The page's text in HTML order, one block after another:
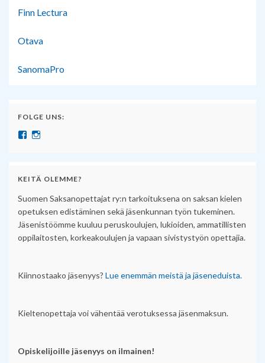
Finn Lectura
Otava
SanomaPro
FOLGE UNS:
Näytä SuomenSaksanopettajat:n profiili Facebook palvelussa
KEITÄ OLEMME?
Suomen Saksanopettajat ry:n tarkoituksena on saksan kielen
opetuksen edistäminen sekä jäsenkunnan työn tukeminen.
Jäsenistöömme kuuluu peruskoulujen, lukioiden, ammatillisten
oppilaitosten, korkeakoulujen ja vapaan sivistystyön opettajia.
Kiinnostaako jäsenyys? Lue enemmän meistä ja jäseneduista.
Kieltenopettaja voi vähentää verotuksessa jäsenmaksun.
Opiskelijoille jäsenyys on ilmainen!